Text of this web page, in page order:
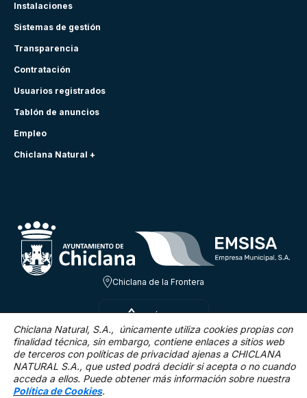
Instalaciones
Sistemas de gestión
Transparencia
Contratación
Usuarios registrados
Tablón de anuncios
Empleo
Chiclana Natural +
Chiclana de la Frontera
SÁB 8 AGO
31.6ºC
16.2 Km/h 0 %
Chiclana Natural, S.A., únicamente utiliza cookies propias con
finalidad técnica, sin embargo, contiene enlaces a sitios web
de terceros con políticas de privacidad ajenas a CHICLANA
NATURAL S.A., que usted podrá decidir si acepta o no cuando
acceda a ellos. Puede obtener más información sobre nuestra
Política de Cookies.